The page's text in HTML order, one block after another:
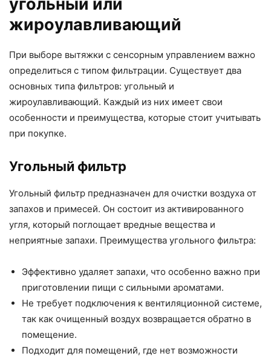
жироулавливающий
При выборе вытяжки с сенсорным управлением важно
определиться с типом фильтрации. Существует два
основных типа фильтров: угольный и
жироулавливающий. Каждый из них имеет свои
особенности и преимущества, которые стоит учитывать
при покупке.
Угольный фильтр
Угольный фильтр предназначен для очистки воздуха от
запахов и примесей. Он состоит из активированного
угля, который поглощает вредные вещества и
неприятные запахи. Преимущества угольного фильтра:
Эффективно удаляет запахи, что особенно важно при
приготовлении пищи с сильными ароматами.
Не требует подключения к вентиляционной системе,
так как очищенный воздух возвращается обратно в
помещение.
Подходит для помещений, где нет возможности